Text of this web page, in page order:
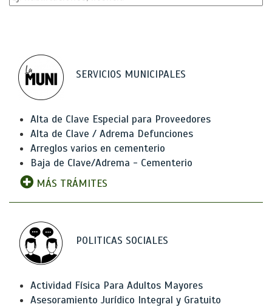
SERVICIOS MUNICIPALES
Alta de Clave Especial para Proveedores
Alta de Clave / Adrema Defunciones
Arreglos varios en cementerio
Baja de Clave/Adrema - Cementerio
MÁS TRÁMITES
POLITICAS SOCIALES
Actividad Física Para Adultos Mayores
Asesoramiento Jurídico Integral y Gratuito